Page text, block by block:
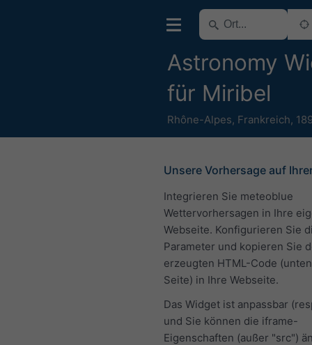
Astronomy
für Miribel
Rhône-Alpes, Frankreich,
Unsere Vorhersage auf
Integrieren Sie meteoblue
Wettervorhersagen in Ihre
Webseite. Konfigurieren Sie
Parameter und kopieren Sie
erzeugten HTML-Code
Seite) in Ihre Webseite.
Das Widget ist anpassbar
und Sie können die iframe-
Eigenschaften (außer "src")